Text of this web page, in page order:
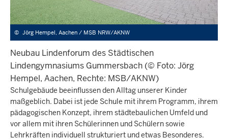
© Jörg Hempel, Aachen / MSB NRW/AKNW
Neubau Lindenforum des Städtischen
Lindengymnasiums Gummersbach (© Foto: Jörg
Hempel, Aachen, Rechte: MSB/AKNW)
Schulgebäude beeinflussen den Alltag unserer Kinder
maßgeblich. Dabei ist jede Schule mit ihrem Programm, ihrem
pädagogischen Konzept, ihrem städtebaulichen Umfeld und
vor allem mit ihren Schülerinnen und Schülern sowie
Lehrkräften individuell strukturiert und etwas Besonderes.